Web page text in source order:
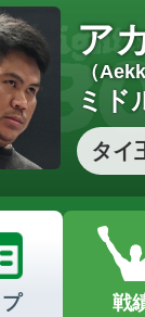
ア
（
ミド
タイ
プ 戦